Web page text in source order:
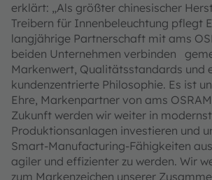
erklärt: „Als größter chinesischer
Treibern für Innenbeleuchtung pflegt
langjährige Partnerschaft mit ams
beiden Unternehmen verbinden
Markenwert, Qualitätsstandards und
kundenzentrierte Philosophie. Es ist
Ehre, Markenpartner von ams
Zukunft werden wir weiter in
Produktionsanlagen investieren und
Smart‑Manufacturing‑Fähigkeiten
agiler und effizienter zu werden. Wir
zum Markenzeichen unserer